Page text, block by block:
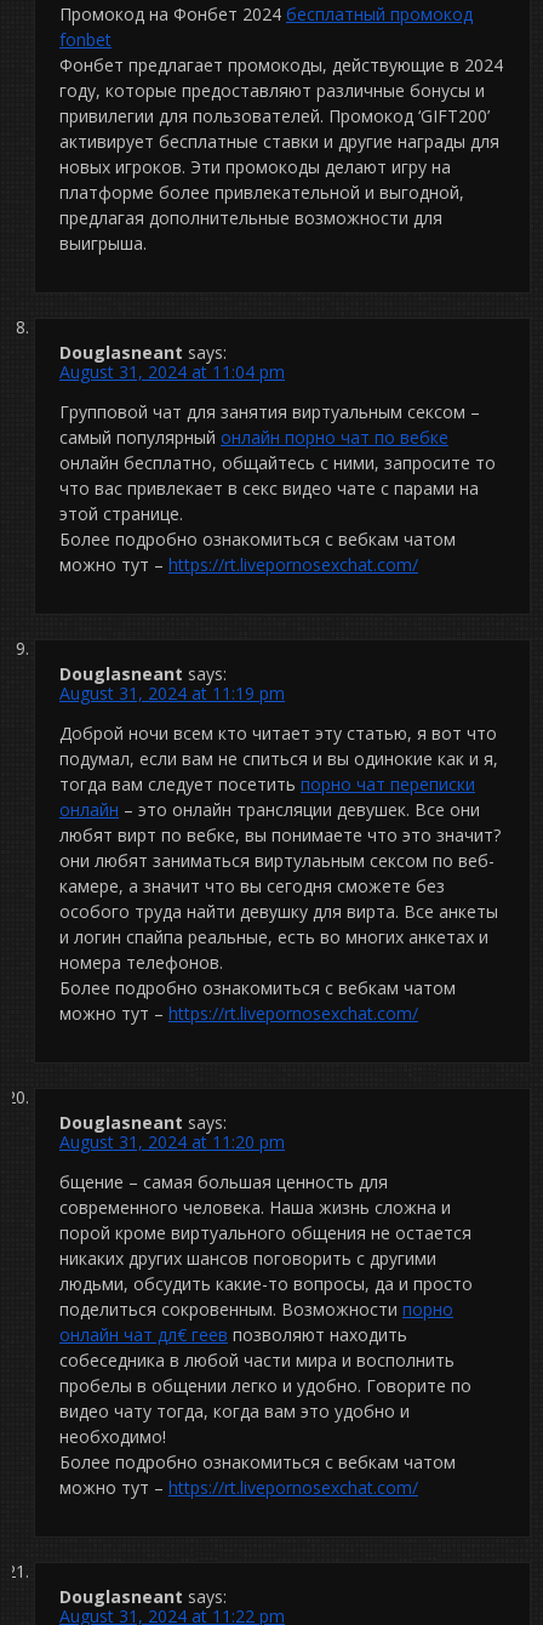
Промокод на Фонбет 2024 бесплатный промокод
fonbet
Фонбет предлагает промокоды, действующие в 2024
году, которые предоставляют различные бонусы и
привилегии для пользователей. Промокод ‘GIFT200’
активирует бесплатные ставки и другие награды для
новых игроков. Эти промокоды делают игру на
платформе более привлекательной и выгодной,
предлагая дополнительные возможности для
выигрыша.
Douglasneant says:
August 31, 2024 at 11:04 pm
Групповой чат для занятия виртуальным сексом –
самый популярный онлайн порно чат по вебке
онлайн бесплатно, общайтесь с ними, запросите то
что вас привлекает в секс видео чате с парами на
этой странице.
Более подробно ознакомиться с вебкам чатом
можно тут – https://rt.livepornosexchat.com/
Douglasneant says:
August 31, 2024 at 11:19 pm
Доброй ночи всем кто читает эту статью, я вот что
подумал, если вам не спиться и вы одинокие как и я,
тогда вам следует посетить порно чат переписки
онлайн – это онлайн трансляции девушек. Все они
любят вирт по вебке, вы понимаете что это значит?
они любят заниматься виртулаьным сексом по веб-
камере, а значит что вы сегодня сможете без
особого труда найти девушку для вирта. Все анкеты
и логин спайпа реальные, есть во многих анкетах и
номера телефонов.
Более подробно ознакомиться с вебкам чатом
можно тут – https://rt.livepornosexchat.com/
Douglasneant says:
August 31, 2024 at 11:20 pm
бщение – самая большая ценность для
современного человека. Наша жизнь сложна и
порой кроме виртуального общения не остается
никаких других шансов поговорить с другими
людьми, обсудить какие-то вопросы, да и просто
поделиться сокровенным. Возможности порно
онлайн чат дл€ геев позволяют находить
собеседника в любой части мира и восполнить
пробелы в общении легко и удобно. Говорите по
видео чату тогда, когда вам это удобно и
необходимо!
Более подробно ознакомиться с вебкам чатом
можно тут – https://rt.livepornosexchat.com/
Douglasneant says:
August 31, 2024 at 11:22 pm